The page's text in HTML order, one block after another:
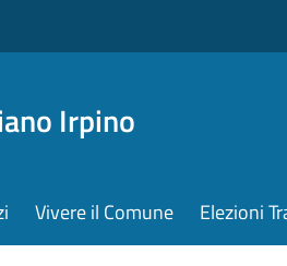
Irpino
Vivere il Comune Elezioni